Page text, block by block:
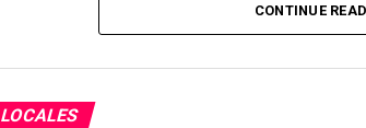
CONTINUE